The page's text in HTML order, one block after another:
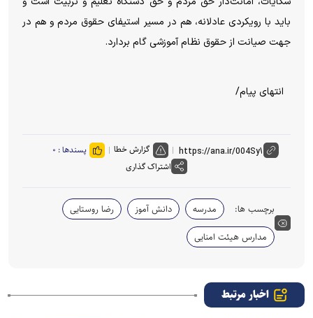
باید با رویکردی عادلانه، هم در مسیر استیفای حقوق مردم و هم در
جهت صیانت از حقوق نظام آموزشی گام بردارد.
انتهای پیام/
گزارش خطا پسندها : ۰
اشتراک گذاری
برچسب ها: مدرسه دانش آموز
رضا روستایی
مدارس هیئت امنایی
اخبار مرتبط